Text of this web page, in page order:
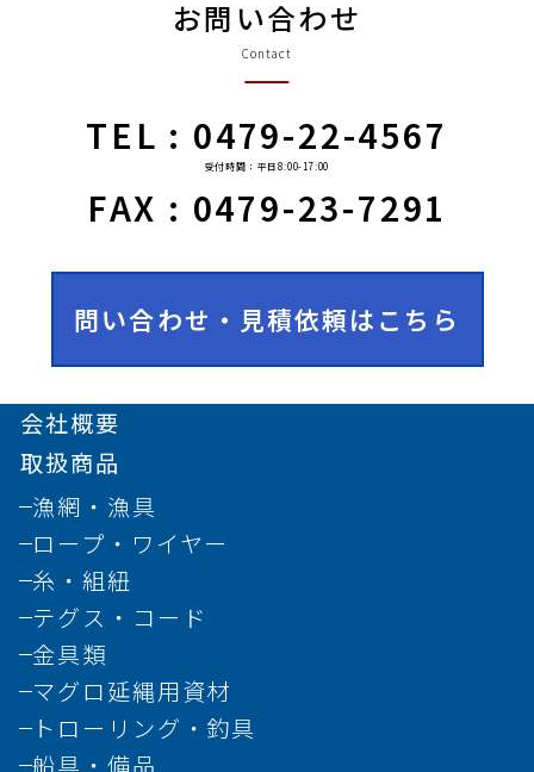
お問い合わせ
Contact
TEL : 0479-22-4567
受付時間：平日8:00-17:00
FAX : 0479-23-7291
問い合わせ・見積依頼はこちら
会社概要
取扱商品
漁網・漁具
ロープ・ワイヤー
糸・組紐
テグス・コード
金具類
マグロ延縄用資材
トローリング・釣具
船具・備品